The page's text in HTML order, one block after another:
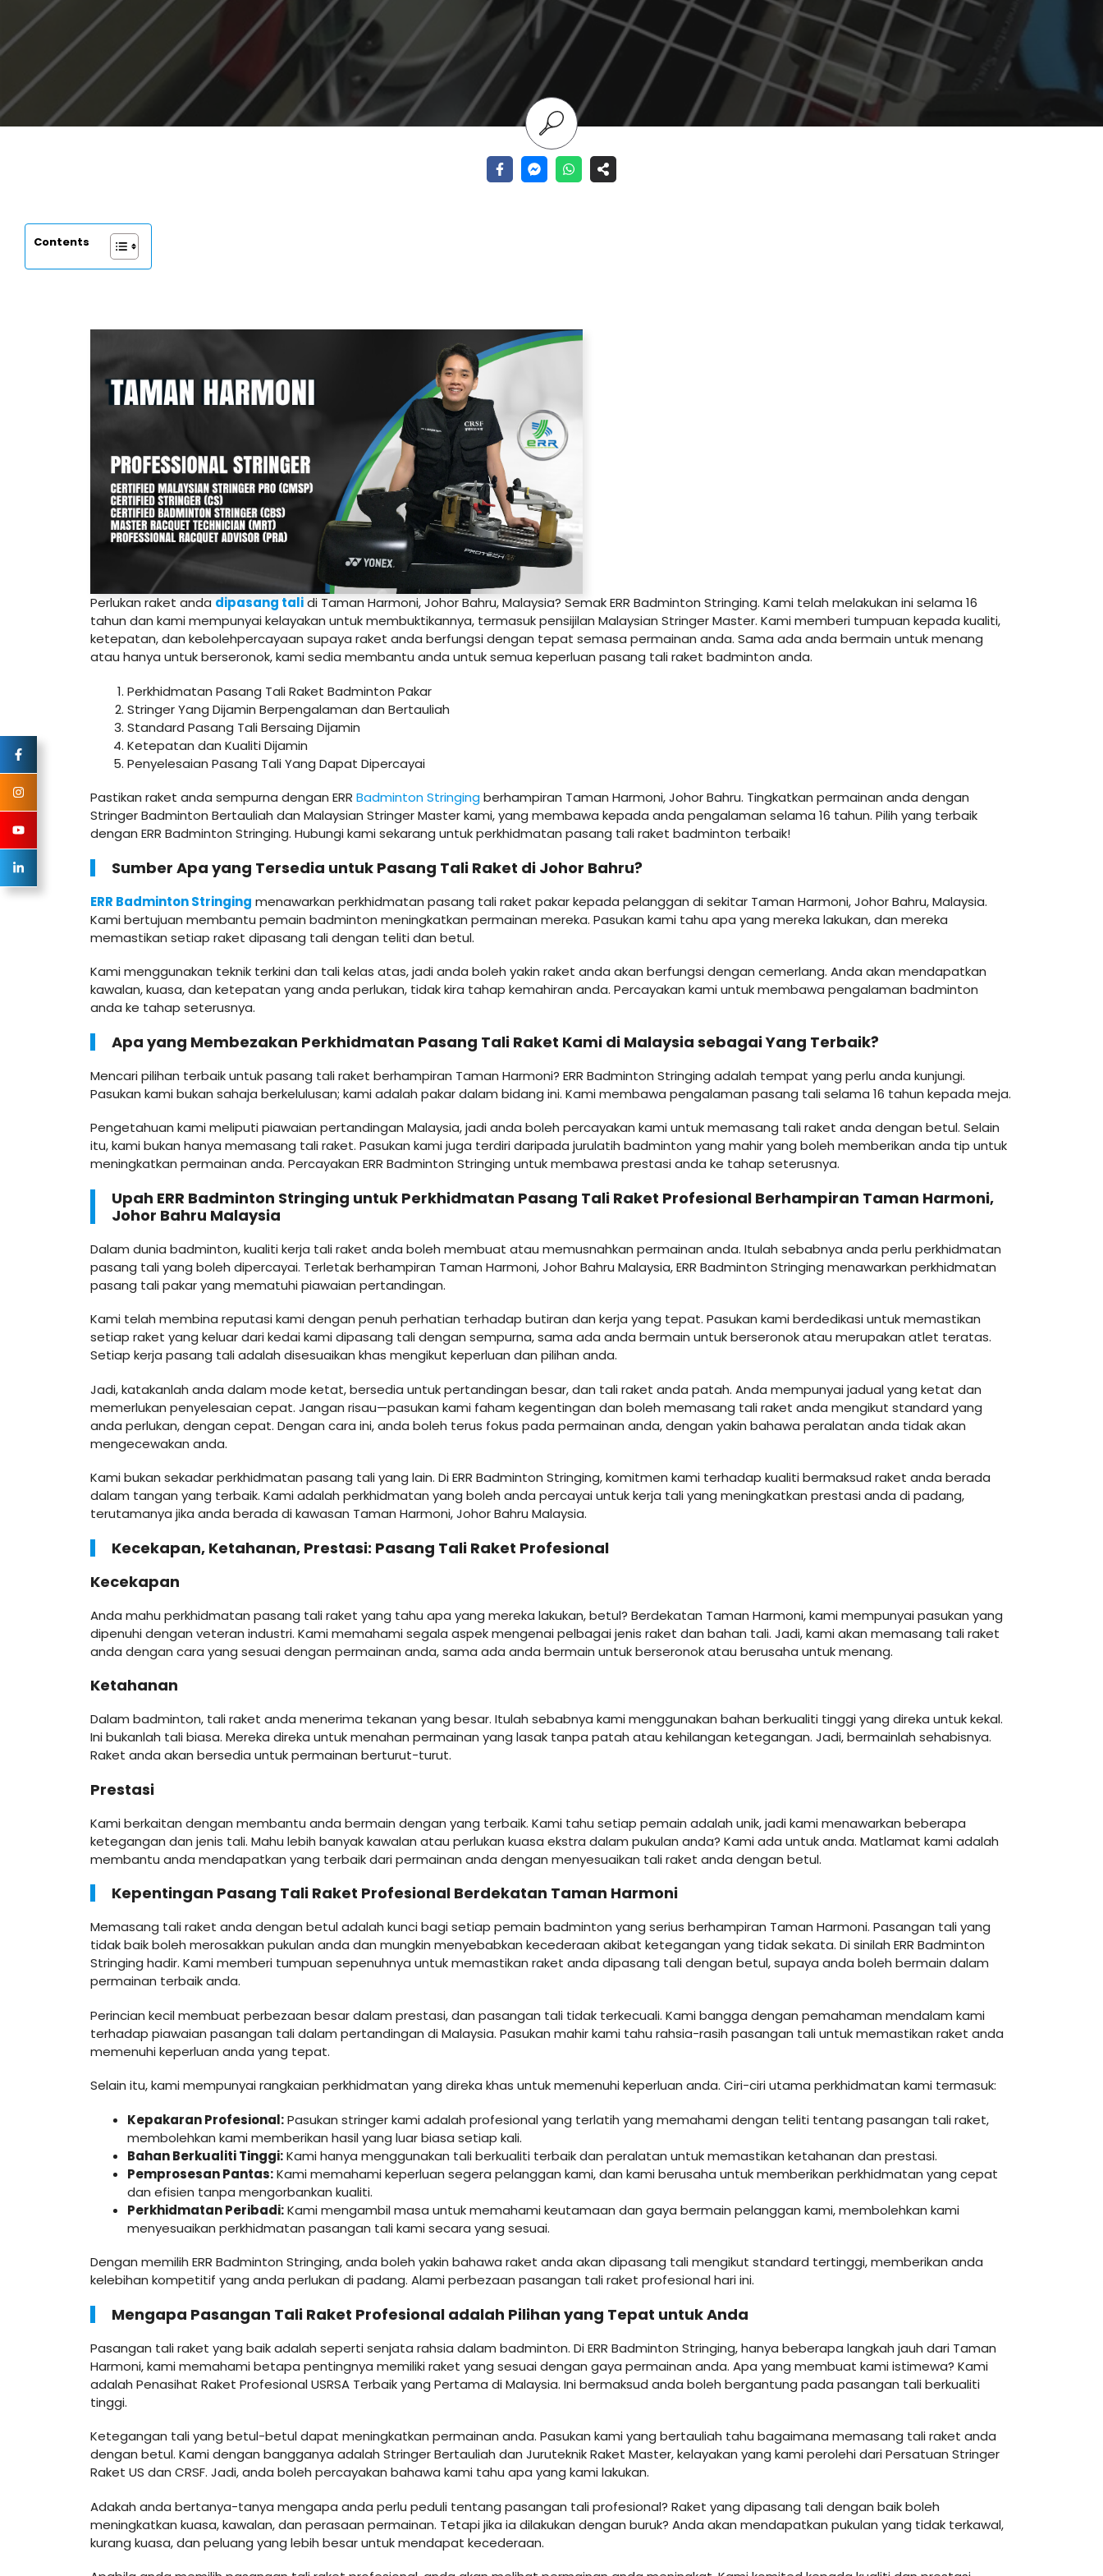
Contents
Perlukan raket anda dipasang talidi Taman Harmoni, Johor Bahru, Malaysia? Semak ERR Badminton Stringing. Kami telah melakukan ini selama 16
tahun dan kami mempunyai kelayakan untuk membuktikannya, termasuk pensijilan Malaysian Stringer Master. Kami memberi tumpuan kepada kualiti,
ketepatan, dan kebolehpercayaan supaya raket anda berfungsi dengan tepat semasa permainan anda. Sama ada anda bermain untuk menang
atau hanya untuk berseronok, kami sedia membantu anda untuk semua keperluan pasang tali raket badminton anda.
Perkhidmatan Pasang Tali Raket Badminton Pakar
Stringer Yang Dijamin Berpengalaman dan Bertauliah
Standard Pasang Tali Bersaing Dijamin
Ketepatan dan Kualiti Dijamin
Penyelesaian Pasang Tali Yang Dapat Dipercayai
Pastikan raket anda sempurna dengan ERR Badminton Stringingberhampiran Taman Harmoni, Johor Bahru. Tingkatkan permainan anda dengan
Stringer Badminton Bertauliah dan Malaysian Stringer Master kami, yang membawa kepada anda pengalaman selama 16 tahun. Pilih yang terbaik
dengan ERR Badminton Stringing. Hubungi kami sekarang untuk perkhidmatan pasang tali raket badminton terbaik!
Sumber Apa yang Tersedia untuk Pasang Tali Raket di Johor Bahru?
ERR Badminton Stringing menawarkan perkhidmatan pasang tali raket pakar kepada pelanggan di sekitar Taman Harmoni, Johor Bahru, Malaysia.
Kami bertujuan membantu pemain badminton meningkatkan permainan mereka. Pasukan kami tahu apa yang mereka lakukan, dan mereka
memastikan setiap raket dipasang tali dengan teliti dan betul.
Kami menggunakan teknik terkini dan tali kelas atas, jadi anda boleh yakin raket anda akan berfungsi dengan cemerlang. Anda akan mendapatkan
kawalan, kuasa, dan ketepatan yang anda perlukan, tidak kira tahap kemahiran anda. Percayakan kami untuk membawa pengalaman badminton
anda ke tahap seterusnya.
Apa yang Membezakan Perkhidmatan Pasang Tali Raket Kami di Malaysia sebagai Yang Terbaik?
Mencari pilihan terbaik untuk pasang tali raket berhampiran Taman Harmoni? ERR Badminton Stringing adalah tempat yang perlu anda kunjungi.
Pasukan kami bukan sahaja berkelulusan; kami adalah pakar dalam bidang ini. Kami membawa pengalaman pasang tali selama 16 tahun kepada meja.
Pengetahuan kami meliputi piawaian pertandingan Malaysia, jadi anda boleh percayakan kami untuk memasang tali raket anda dengan betul. Selain
itu, kami bukan hanya memasang tali raket. Pasukan kami juga terdiri daripada jurulatih badminton yang mahir yang boleh memberikan anda tip untuk
meningkatkan permainan anda. Percayakan ERR Badminton Stringing untuk membawa prestasi anda ke tahap seterusnya.
Upah ERR Badminton Stringing untuk Perkhidmatan Pasang Tali Raket Profesional Berhampiran Taman Harmoni,
Johor Bahru Malaysia
Dalam dunia badminton, kualiti kerja tali raket anda boleh membuat atau memusnahkan permainan anda. Itulah sebabnya anda perlu perkhidmatan
pasang tali yang boleh dipercayai. Terletak berhampiran Taman Harmoni, Johor Bahru Malaysia, ERR Badminton Stringing menawarkan perkhidmatan
pasang tali pakar yang mematuhi piawaian pertandingan.
Kami telah membina reputasi kami dengan penuh perhatian terhadap butiran dan kerja yang tepat. Pasukan kami berdedikasi untuk memastikan
setiap raket yang keluar dari kedai kami dipasang tali dengan sempurna, sama ada anda bermain untuk berseronok atau merupakan atlet teratas.
Setiap kerja pasang tali adalah disesuaikan khas mengikut keperluan dan pilihan anda.
Jadi, katakanlah anda dalam mode ketat, bersedia untuk pertandingan besar, dan tali raket anda patah. Anda mempunyai jadual yang ketat dan
memerlukan penyelesaian cepat. Jangan risau—pasukan kami faham kegentingan dan boleh memasang tali raket anda mengikut standard yang
anda perlukan, dengan cepat. Dengan cara ini, anda boleh terus fokus pada permainan anda, dengan yakin bahawa peralatan anda tidak akan
mengecewakan anda.
Kami bukan sekadar perkhidmatan pasang tali yang lain. Di ERR Badminton Stringing, komitmen kami terhadap kualiti bermaksud raket anda berada
dalam tangan yang terbaik. Kami adalah perkhidmatan yang boleh anda percayai untuk kerja tali yang meningkatkan prestasi anda di padang,
terutamanya jika anda berada di kawasan Taman Harmoni, Johor Bahru Malaysia.
Kecekapan, Ketahanan, Prestasi: Pasang Tali Raket Profesional
Kecekapan
Anda mahu perkhidmatan pasang tali raket yang tahu apa yang mereka lakukan, betul? Berdekatan Taman Harmoni, kami mempunyai pasukan yang
dipenuhi dengan veteran industri. Kami memahami segala aspek mengenai pelbagai jenis raket dan bahan tali. Jadi, kami akan memasang tali raket
anda dengan cara yang sesuai dengan permainan anda, sama ada anda bermain untuk berseronok atau berusaha untuk menang.
Ketahanan
Dalam badminton, tali raket anda menerima tekanan yang besar. Itulah sebabnya kami menggunakan bahan berkualiti tinggi yang direka untuk kekal.
Ini bukanlah tali biasa. Mereka direka untuk menahan permainan yang lasak tanpa patah atau kehilangan ketegangan. Jadi, bermainlah sehabisnya.
Raket anda akan bersedia untuk permainan berturut-turut.
Prestasi
Kami berkaitan dengan membantu anda bermain dengan yang terbaik. Kami tahu setiap pemain adalah unik, jadi kami menawarkan beberapa
ketegangan dan jenis tali. Mahu lebih banyak kawalan atau perlukan kuasa ekstra dalam pukulan anda? Kami ada untuk anda. Matlamat kami adalah
membantu anda mendapatkan yang terbaik dari permainan anda dengan menyesuaikan tali raket anda dengan betul.
Kepentingan Pasang Tali Raket Profesional Berdekatan Taman Harmoni
Memasang tali raket anda dengan betul adalah kunci bagi setiap pemain badminton yang serius berhampiran Taman Harmoni. Pasangan tali yang
tidak baik boleh merosakkan pukulan anda dan mungkin menyebabkan kecederaan akibat ketegangan yang tidak sekata. Di sinilah ERR Badminton
Stringing hadir. Kami memberi tumpuan sepenuhnya untuk memastikan raket anda dipasang tali dengan betul, supaya anda boleh bermain dalam
permainan terbaik anda.
Perincian kecil membuat perbezaan besar dalam prestasi, dan pasangan tali tidak terkecuali. Kami bangga dengan pemahaman mendalam kami
terhadap piawaian pasangan tali dalam pertandingan di Malaysia. Pasukan mahir kami tahu rahsia-rasih pasangan tali untuk memastikan raket anda
memenuhi keperluan anda yang tepat.
Selain itu, kami mempunyai rangkaian perkhidmatan yang direka khas untuk memenuhi keperluan anda. Ciri-ciri utama perkhidmatan kami termasuk:
Kepakaran Profesional:Pasukan stringer kami adalah profesional yang terlatih yang memahami dengan teliti tentang pasangan tali raket,
membolehkan kami memberikan hasil yang luar biasa setiap kali.
Bahan Berkualiti Tinggi:Kami hanya menggunakan tali berkualiti terbaik dan peralatan untuk memastikan ketahanan dan prestasi.
Pemprosesan Pantas:Kami memahami keperluan segera pelanggan kami, dan kami berusaha untuk memberikan perkhidmatan yang cepat
dan efisien tanpa mengorbankan kualiti.
Perkhidmatan Peribadi:Kami mengambil masa untuk memahami keutamaan dan gaya bermain pelanggan kami, membolehkan kami
menyesuaikan perkhidmatan pasangan tali kami secara yang sesuai.
Dengan memilih ERR Badminton Stringing, anda boleh yakin bahawa raket anda akan dipasang tali mengikut standard tertinggi, memberikan anda
kelebihan kompetitif yang anda perlukan di padang. Alami perbezaan pasangan tali raket profesional hari ini.
Mengapa Pasangan Tali Raket Profesional adalah Pilihan yang Tepat untuk Anda
Pasangan tali raket yang baik adalah seperti senjata rahsia dalam badminton. Di ERR Badminton Stringing, hanya beberapa langkah jauh dari Taman
Harmoni, kami memahami betapa pentingnya memiliki raket yang sesuai dengan gaya permainan anda. Apa yang membuat kami istimewa? Kami
adalah Penasihat Raket Profesional USRSA Terbaik yang Pertama di Malaysia. Ini bermaksud anda boleh bergantung pada pasangan tali berkualiti
tinggi.
Ketegangan tali yang betul-betul dapat meningkatkan permainan anda. Pasukan kami yang bertauliah tahu bagaimana memasang tali raket anda
dengan betul. Kami dengan bangganya adalah Stringer Bertauliah dan Juruteknik Raket Master, kelayakan yang kami perolehi dari Persatuan Stringer
Raket US dan CRSF. Jadi, anda boleh percayakan bahawa kami tahu apa yang kami lakukan.
Adakah anda bertanya-tanya mengapa anda perlu peduli tentang pasangan tali profesional? Raket yang dipasang tali dengan baik boleh
meningkatkan kuasa, kawalan, dan perasaan permainan. Tetapi jika ia dilakukan dengan buruk? Anda akan mendapatkan pukulan yang tidak terkawal,
kurang kuasa, dan peluang yang lebih besar untuk mendapat kecederaan.